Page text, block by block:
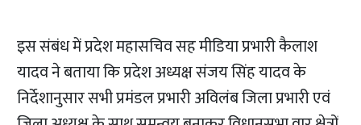
इस संबंध में प्रदेश महासचिव सह मीडिया प्रभारी कैलाश
यादव ने बताया कि प्रदेश अध्यक्ष संजय सिंह यादव के
निर्देशानुसार सभी प्रमंडल प्रभारी अविलंब जिला प्रभारी एवं